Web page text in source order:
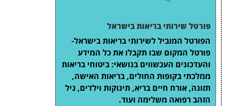
פורטל שירותי בריאות בישראל
הפורטל המוביל לשירותי בריאות בישראל-
פורטל המקום שבו תקבלו את כל המידע
והעדכונים העכשווים בנושאי: ביטוחי בריאות
ממלכתי בקופות החולים, בריאות האישה,
תזונה, אורח חיים בריא, תינוקות וילדים, גיל
הזהב רפואה משלימה ועוד.